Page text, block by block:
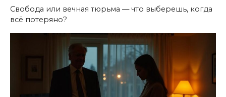
Свобода или вечная тюрьма — что выберешь, когда
всё потеряно?